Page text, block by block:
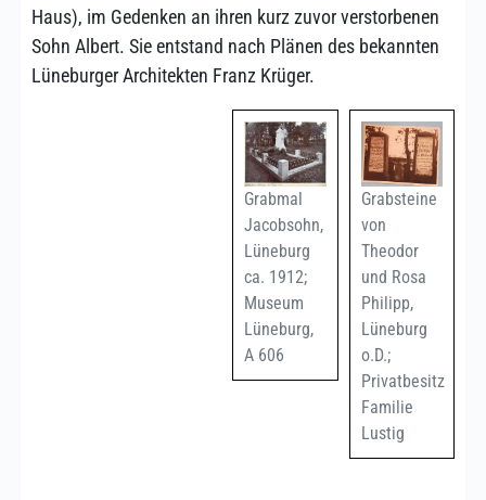
Haus), im Gedenken an ihren kurz zuvor verstorbenen
Sohn Albert. Sie entstand nach Plänen des bekannten
Lüneburger Architekten Franz Krüger.
Grabsteine
von
Theodor
und Rosa
Philipp,
Lüneburg
o.D.;
Privatbesitz
Familie
Lustig
Grabmal
Jacobsohn,
Lüneburg
ca. 1912;
Museum
Lüneburg,
A 606